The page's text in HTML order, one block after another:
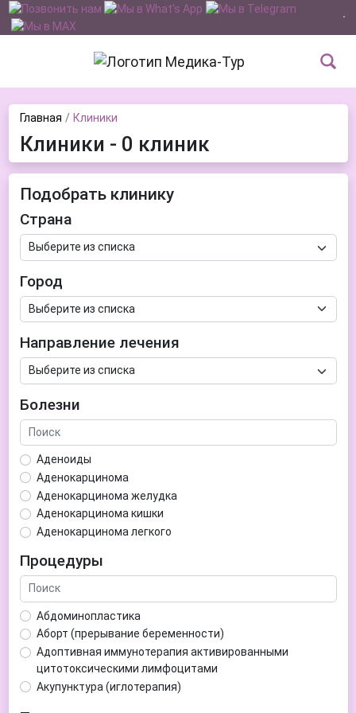
Главная Клиники
Клиники - 0 клиник
Подобрать клинику
Страна
Город
Направление лечения
Болезни
Аденоиды
Аденокарцинома
Аденокарцинома желудка
Аденокарцинома кишки
Аденокарцинома легкого
Аденома гипофиза
Аденома простаты
Аденома щитовидной железы
Аденомиоз
Адентия
Азооспермия
Акне (угри)
Алкоголизм
Процедуры
Абдоминопластика
Аборт (прерывание беременности)
Адоптивная иммунотерапия активированными
цитотоксическими лимфоцитами
Акупунктура (иглотерапия)